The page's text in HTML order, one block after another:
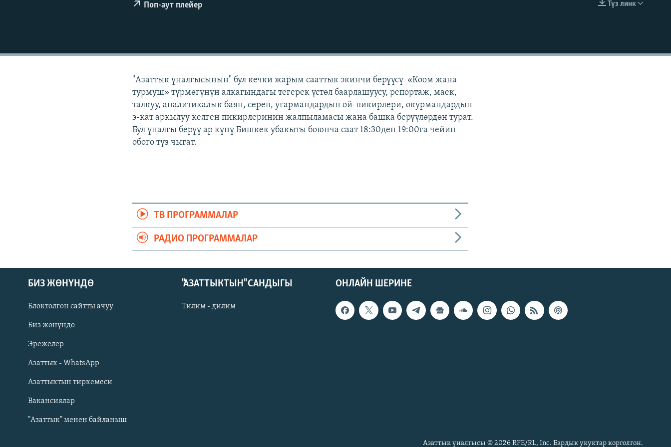
Русский
ОНЛАЙН ШЕРИНЕ
EMBED
Түз линк
Поп-аут плейер
"Азаттык үналгысынын" бул кечки жарым сааттык экинчи берүүсү «Коом жана
турмуш» түрмөгүнүн алкагындагы тегерек үстөл баарлашуусу, репортаж, маек,
талкуу, аналитикалык баян, сереп, угармандардын ой-пикирлери, окурмандардын
э-кат аркылуу келген пикирлеринин жалпыламасы жана башка берүүлөрдөн турат.
Бул үналгы берүү ар күнү Бишкек убакыты боюнча саат 18:30ден 19:00га чейин
обого түз чыгат.
ТВ ПРОГРАММАЛАР
РАДИО ПРОГРАММАЛАР
ОНЛАЙН ШЕРИНЕ
БИЗ ЖӨНҮНДӨ
Блоктолгон сайтты ачуу
Биз жөнүндө
Эрежелер
Азаттык - WhatsApp
Азаттыктын тиркемеси
Вакансиялар
"Азаттык" менен байланыш
"АЗАТТЫКТЫН" САНДЫГЫ
Тилим - дилим
Азаттык үналгысы © 2026 RFE/RL, Inc. Бардык укуктар корголгон.